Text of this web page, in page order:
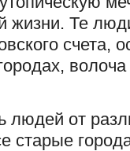
жизни. Те
счета,
волоча
от
старые